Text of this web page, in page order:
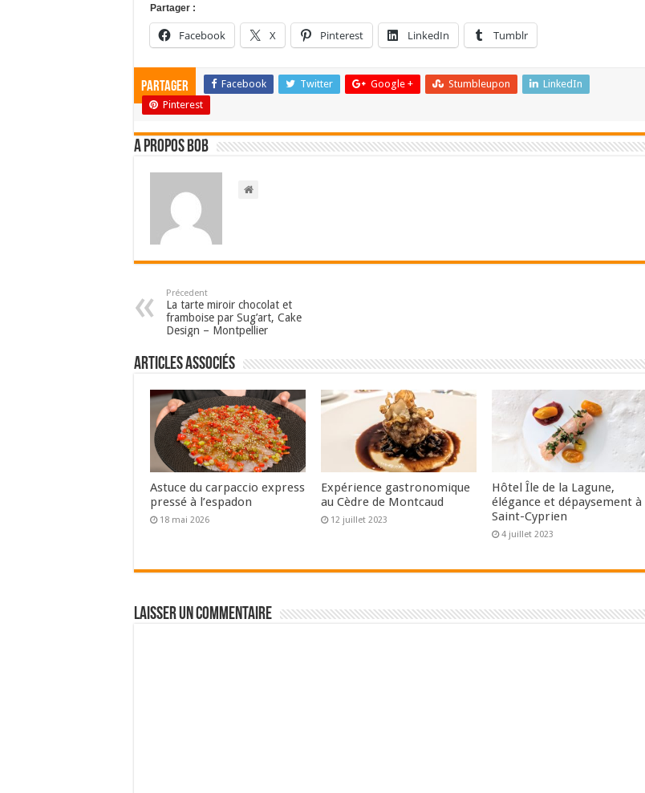
Partager :
Facebook X Pinterest LinkedIn Tumblr
Partager Facebook Twitter Google + Stumbleupon
LinkedIn
Pinterest
A propos bOb
Précedent
La tarte miroir chocolat et
framboise par Sug’art, Cake
Design – Montpellier
Articles associés
Astuce du carpaccio express
pressé à l’espadon
18 mai 2026
Expérience gastronomique
au Cèdre de Montcaud
12 juillet 2023
Hôtel Île de la Lagune,
élégance et dépaysement à
Saint-Cyprien
4 juillet 2023
Laisser un commentaire